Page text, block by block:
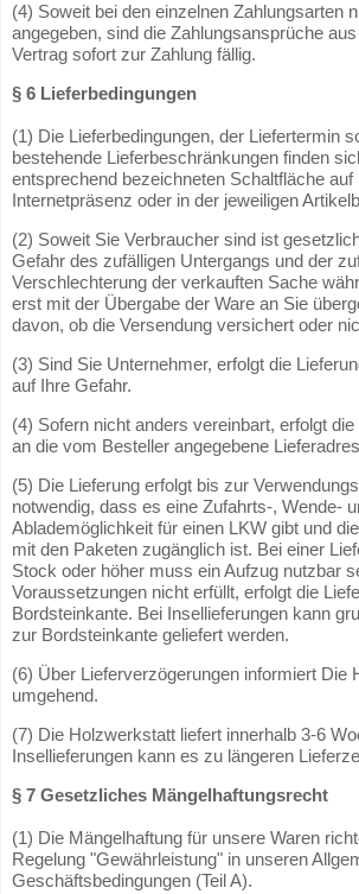
(4) Soweit bei den einzelnen Zahlungsarten
angegeben, sind die Zahlungsansprüche
Vertrag sofort zur Zahlung fällig.
§ 6 Lieferbedingungen
(1) Die Lieferbedingungen, der Liefertermin
bestehende Lieferbeschränkungen finden
entsprechend bezeichneten Schaltfläche auf
Internetpräsenz oder in der jeweiligen
(2) Soweit Sie Verbraucher sind ist
Gefahr des zufälligen Untergangs und der
Verschlechterung der verkauften Sache
erst mit der Übergabe der Ware an Sie
davon, ob die Versendung versichert oder
(3) Sind Sie Unternehmer, erfolgt die
auf Ihre Gefahr.
(4) Sofern nicht anders vereinbart, erfolgt
an die vom Besteller angegebene
(5) Die Lieferung erfolgt bis zur
notwendig, dass es eine Zufahrts-, Wende-
Ablademöglichkeit für einen LKW gibt und
mit den Paketen zugänglich ist. Bei einer
Stock oder höher muss ein Aufzug nutzbar
Voraussetzungen nicht erfüllt, erfolgt die
Bordsteinkante. Bei Insellieferungen kann
zur Bordsteinkante geliefert werden.
(6) Über Lieferverzögerungen informiert Die
umgehend.
(7) Die Holzwerkstatt liefert innerhalb 3-6
Insellieferungen kann es zu längeren
§ 7 Gesetzliches Mängelhaftungsrecht
(1) Die Mängelhaftung für unsere Waren
Regelung "Gewährleistung" in unseren
Geschäftsbedingungen (Teil A).